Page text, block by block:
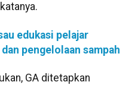
edukasi pelajar
pengelolaan sampah
GA ditetapkan